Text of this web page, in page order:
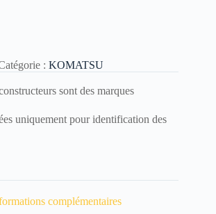
: KOMATSU
sont des marques
uniquement pour identification des
complémentaires